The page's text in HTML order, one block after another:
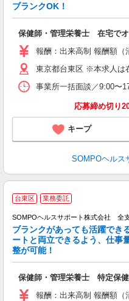
ブランクOK！
保健師・管理栄養士 在宅で
報酬：出来高制 報酬額
東京都台東区 ※本求人は
事業所一括面談／9:00〜
応募締め切り
キープ
SOMPOヘルス
台東区 業務委託
SOMPOヘルスサポート株式会社 全
ブランクがあっても活躍でき
ートと両立できるよう、仕事
整が可能！
保健師・管理栄養士 特定保
報酬：出来高制 報酬額